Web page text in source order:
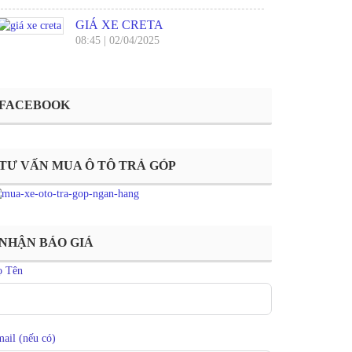
GIÁ XE CRETA
08:45 02/04/2025
VẤN MUA Ô TÔ TRẢ GÓP
BÁO GIÁ
Tên
(nếu có)